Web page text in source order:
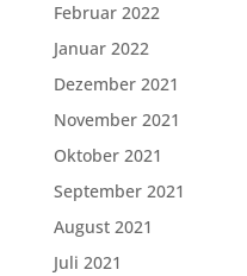
Februar 2022
Januar 2022
Dezember 2021
November 2021
Oktober 2021
September 2021
August 2021
Juli 2021